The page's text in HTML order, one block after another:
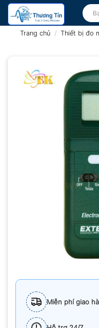
Bỏ
qua
Tìm
Trang chủ / Thiết bị đo
Miễn phí giao